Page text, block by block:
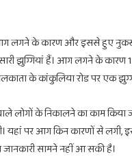
लगने के कारण और इससे हुए
झुग्गियां हैं। आग लगने के
के कांकुलिया रोड पर एक
लोगों के निकालने का काम किया
यहां पर आग किन कारणों से
सामने नहीं आ सकी है।
मिलेगा सिर्फ 1 घंटा का